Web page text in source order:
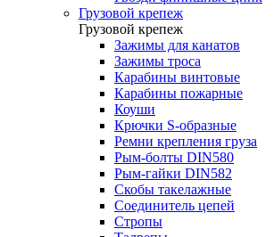
Грузовой крепеж
Грузовой крепеж
Зажимы для канатов
Зажимы троса
Карабины винтовые
Карабины пожарные
Коуши
Крючки S-образные
Ремни крепления груза
Рым-болты DIN580
Рым-гайки DIN582
Скобы такелажные
Соединитель цепей
Стропы